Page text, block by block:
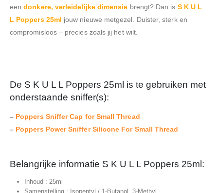
eendonkere, verleidelijke dimensie brengt? Dan is S K U L
L Poppers 25ml jouw nieuwe metgezel. Duister, sterk en
compromisloos – precies zoals jij het wilt.
De S K U L L Poppers 25ml is te gebruiken met
onderstaande sniffer(s):
– Poppers Sniffer Cap for Small Thread
– Poppers Power Sniffer Silicone For Small Thread
Belangrijke informatie S K U L L Poppers 25ml:
Inhoud : 25ml
Samenstelling : Isopentyl / 1-Butanol, 3-Methyl